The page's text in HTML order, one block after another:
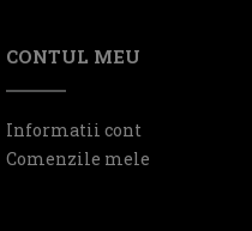
CONTUL MEU
Informatii cont
Comenzile mele